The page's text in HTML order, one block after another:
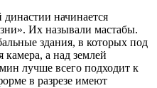
начинается
Их называли мастабы.
здания, в которых под
камера, а над землей
лучше всего подходит к
в разрезе имеют